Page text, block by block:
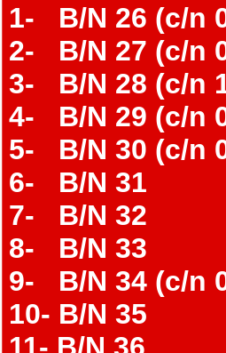
1- B/N 26 (c/n
2- B/N 27 (c/n
3- B/N 28 (c/n
4- B/N 29 (c/n
5- B/N 30 (c/n
6- B/N 31
7- B/N 32
8- B/N 33
9- B/N 34 (c/n
10- B/N 35
11- B/N 36